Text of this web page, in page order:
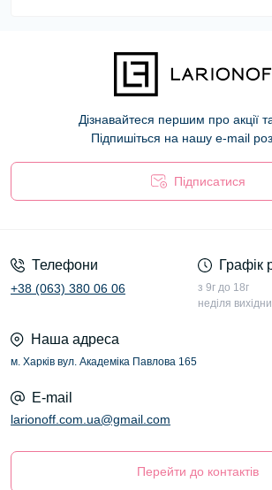
Дізнавайтеся першим про акції
Підпишіться на нашу e-mail
Підписатися
Телефони
+38 (063) 380 06 06
Графік
з 9г до 18г
неділя
Наша адреса
м. Харків вул. Академіка Павлова 165
E-mail
larionoff.com.ua@gmail.com
Перейти до контактів